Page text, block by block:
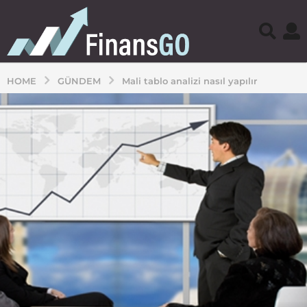
HOME GÜNDEM Mali tablo analizi nasıl yapılır